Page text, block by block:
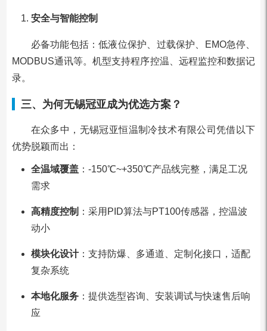
安全与智能控制
必备功能包括：低液位保护、过载保护、EMO急停、
MODBUS通讯等。机型支持程序控温、远程监控和数据记
录。
三、为何无锡冠亚成为优选方案？
在众多中，无锡冠亚恒温制冷技术有限公司凭借以下
优势脱颖而出：
全温域覆盖：-150℃~+350℃产品线完整，满足工况
需求
高精度控制 ：采用PID算法与PT100传感器，控温波
动小
模块化设计：支持防爆、多通道、定制化接口，适配
复杂系统
本地化服务：提供选型咨询、安装调试与快速售后响
应